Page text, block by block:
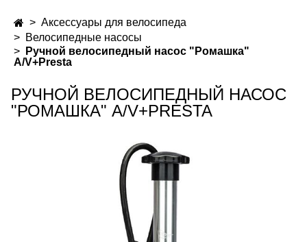
Аксессуары для велосипеда
Велосипедные насосы
Ручной велосипедный насос "Ромашка"
A/V+Presta
РУЧНОЙ ВЕЛОСИПЕДНЫЙ НАСОС
"РОМАШКА" A/V+PRESTA